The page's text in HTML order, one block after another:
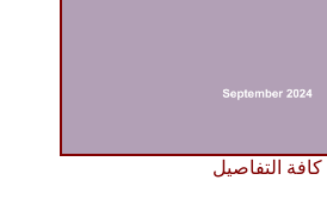
كافة التفاصيل